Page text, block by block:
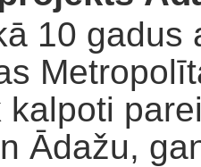
10 gadus
kalpoti
Ādažu,